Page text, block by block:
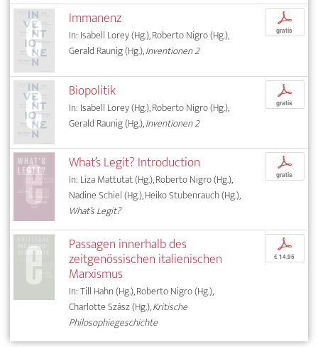
Immanenz
In: Isabell Lorey (Hg.), Roberto Nigro (Hg.),
Gerald Raunig (Hg.),Inventionen 2
p
gratis
Biopolitik
In: Isabell Lorey (Hg.), Roberto Nigro (Hg.),
Gerald Raunig (Hg.),Inventionen 2
p
gratis
What’s Legit? Introduction
In: Liza Mattutat (Hg.), Roberto Nigro (Hg.),
Nadine Schiel (Hg.), Heiko Stubenrauch (Hg.),
What’s Legit?
p
gratis
Passagen innerhalb des
zeitgenössischen italienischen
Marxismus
In: Till Hahn (Hg.), Roberto Nigro (Hg.),
Charlotte Szász (Hg.),Kritische
Philosophiegeschichte
p
€ 14,95